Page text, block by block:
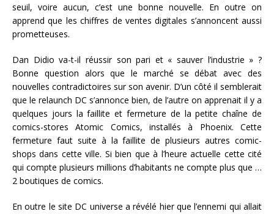
seuil, voire aucun, c’est une bonne nouvelle. En outre on
apprend que les chiffres de ventes digitales s’annoncent aussi
prometteuses.
Dan Didio va-t-il réussir son pari et « sauver l’industrie » ?
Bonne question alors que le marché se débat avec des
nouvelles contradictoires sur son avenir. D’un côté il semblerait
que le relaunch DC s’annonce bien, de l’autre on apprenait il y a
quelques jours la faillite et fermeture de la petite chaîne de
comics-stores Atomic Comics, installés à Phoenix. Cette
fermeture faut suite à la faillite de plusieurs autres comic-
shops dans cette ville. Si bien que à l’heure actuelle cette cité
qui compte plusieurs millions d’habitants ne compte plus que …
2 boutiques de comics.
En outre le site DC universe a révélé hier que l’ennemi qui allait